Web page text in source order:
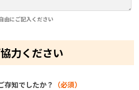
由にご記入ください
力ください
存知でしたか？ （必須）